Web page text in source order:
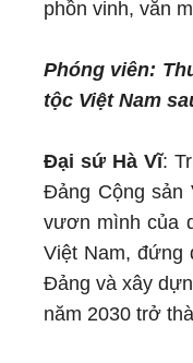
phồn vinh, văn
Phóng viên:
tộc Việt Nam
Đại sứ Hà Vĩ:
Đảng Cộng sản
vươn mình của
Việt Nam, đứng
Đảng và xây
năm 2030 trở